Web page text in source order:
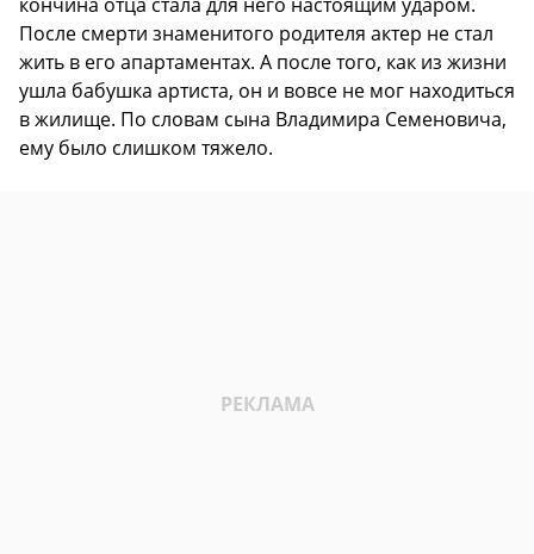
После смерти знаменитого родителя актер не стал
жить в его апартаментах. А после того, как из жизни
ушла бабушка артиста, он и вовсе не мог находиться
в жилище. По словам сына Владимира Семеновича,
ему было слишком тяжело.